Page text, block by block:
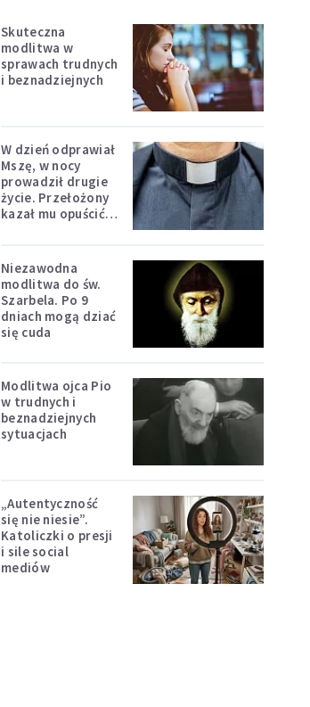
Skuteczna
modlitwa w
sprawach trudnych
i beznadziejnych
W dzień odprawiał
Mszę, w nocy
prowadził drugie
życie. Przełożony
kazał mu opuścić
Niezawodna
modlitwa do św.
Szarbela. Po 9
dniach mogą dziać
się cuda
Modlitwa ojca Pio
w trudnych i
beznadziejnych
sytuacjach
„Autentyczność
się nie niesie”.
Katoliczki o presji
i sile social
mediów